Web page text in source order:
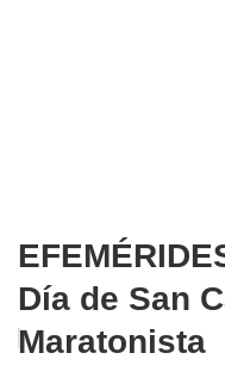
Día de San
Maratonista